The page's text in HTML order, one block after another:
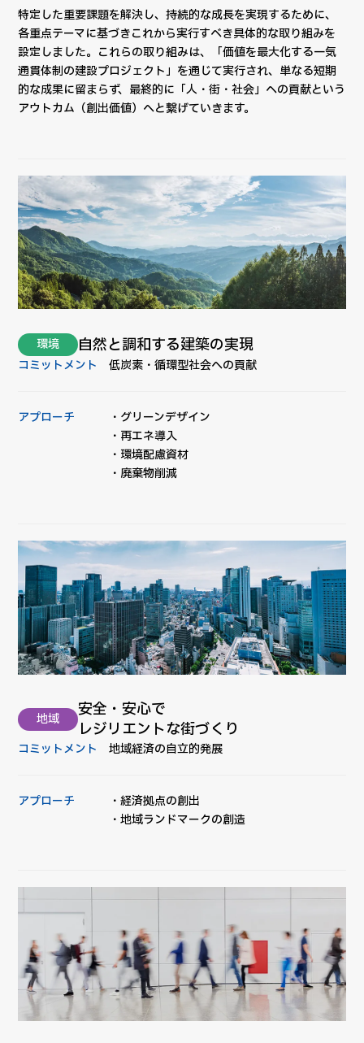
特定した重要課題を解決し、持続的な成長を実現するために、
各重点テーマに基づきこれから実行すべき具体的な取り組みを
設定しました。これらの取り組みは、「価値を最大化する一気
通貫体制の建設プロジェクト」を通じて実行され、単なる短期
的な成果に留まらず、最終的に「人・街・社会」への貢献という
アウトカム（創出価値）へと繋げていきます。
環境 自然と調和する建築の実現
コミットメント 低炭素・循環型社会への貢献
アプローチ
・グリーンデザイン
・再エネ導入
・環境配慮資材
・廃棄物削減
地域
安全・安心で
レジリエントな街づくり
コミットメント 地域経済の自立的発展
アプローチ
・経済拠点の創出
・地域ランドマークの創造